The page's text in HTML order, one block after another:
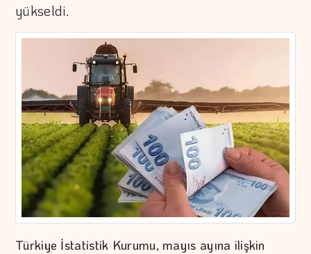
yükseldi.
Türkiye İstatistik Kurumu, mayıs ayına ilişkin